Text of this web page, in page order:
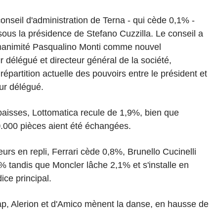
d'administration de Terna - qui cède 0,1% -
la présidence de Stefano Cuzzilla. Le conseil a
Pasqualino Monti comme nouvel
délégué et directeur général de la société,
actuelle des pouvoirs entre le président et
délégué.
Lottomatica recule de 1,9%, bien que
pièces aient été échangées.
en repli, Ferrari cède 0,8%, Brunello Cucinelli
tandis que Moncler lâche 2,1% et s'installe en
principal.
Alerion et d'Amico mènent la danse, en hausse de